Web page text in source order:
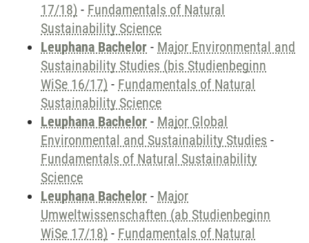
17/18) - Fundamentals of Natural
Sustainability Science
Leuphana Bachelor - Major Environmental and
Sustainability Studies (bis Studienbeginn
WiSe 16/17) - Fundamentals of Natural
Sustainability Science
Leuphana Bachelor - Major Global
Environmental and Sustainability Studies -
Fundamentals of Natural Sustainability
Science
Leuphana Bachelor - Major
Umweltwissenschaften (ab Studienbeginn
WiSe 17/18) - Fundamentals of Natural